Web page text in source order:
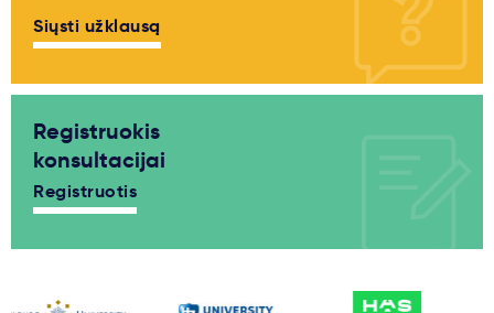
Siųsti užklausą
Registruokis
konsultacijai
Registruotis